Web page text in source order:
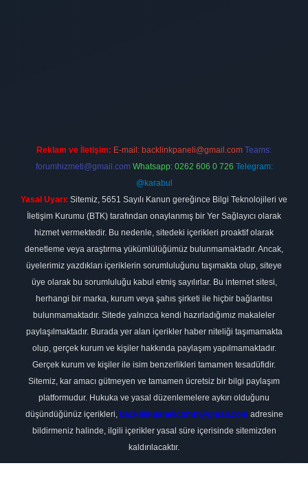
Reklam ve İletişim: E-mail: backlinkpaneli@gmail.com Teams:
forumhizmeti@gmail.com Whatsapp: 0262 606 0 726 Telegram:
@karabul
Yasal Uyarı: Sitemiz, 5651 Sayılı Kanun gereğince Bilgi Teknolojileri ve
İletişim Kurumu (BTK) tarafından onaylanmış bir Yer Sağlayıcı olarak
hizmet vermektedir. Bu nedenle, sitedeki içerikleri proaktif olarak
denetleme veya araştırma yükümlülüğümüz bulunmamaktadır. Ancak,
üyelerimiz yazdıkları içeriklerin sorumluluğunu taşımakta olup, siteye
üye olarak bu sorumluluğu kabul etmiş sayılırlar. Bu internet sitesi,
herhangi bir marka, kurum veya şahıs şirketi ile hiçbir bağlantısı
bulunmamaktadır. Sitede yalnızca kendi hazırladığımız makaleler
paylaşılmaktadır. Burada yer alan içerikler haber niteliği taşımamakta
olup, gerçek kurum ve kişiler hakkında paylaşım yapılmamaktadır.
Gerçek kurum ve kişiler ile isim benzerlikleri tamamen tesadüfidir.
Sitemiz, kar amacı gütmeyen ve tamamen ücretsiz bir bilgi paylaşım
platformudur. Hukuka ve yasal düzenlemelere aykırı olduğunu
düşündüğünüz içerikleri, backlinkpanelicomtr@gmail.com adresine
bildirmeniz halinde, ilgili içerikler yasal süre içerisinde sitemizden
kaldırılacaktır.